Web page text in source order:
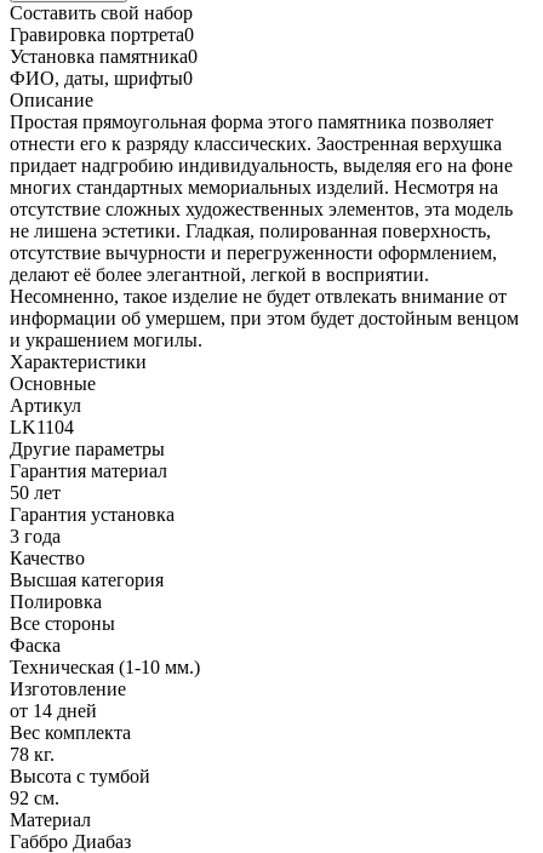
Составить свой набор
Гравировка портрета0
Установка памятника0
ФИО, даты, шрифты0
Описание
Простая прямоугольная форма этого памятника позволяет
отнести его к разряду классических. Заостренная верхушка
придает надгробию индивидуальность, выделяя его на фоне
многих стандартных мемориальных изделий. Несмотря на
отсутствие сложных художественных элементов, эта модель
не лишена эстетики. Гладкая, полированная поверхность,
отсутствие вычурности и перегруженности оформлением,
делают её более элегантной, легкой в восприятии.
Несомненно, такое изделие не будет отвлекать внимание от
информации об умершем, при этом будет достойным венцом
и украшением могилы.
Характеристики
Основные
Артикул
LK1104
Другие параметры
Гарантия материал
50 лет
Гарантия установка
3 года
Качество
Высшая категория
Полировка
Все стороны
Фаска
Техническая (1-10 мм.)
Изготовление
от 14 дней
Вес комплекта
78 кг.
Высота с тумбой
92 см.
Материал
Габбро Диабаз